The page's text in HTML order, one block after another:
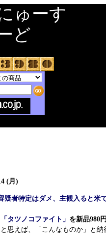
ゅーす
ど
(月)
疑者特定はダメ、主観入ると米
「タツノコファイト」 を新品980
思えば、「こんなものか」と納